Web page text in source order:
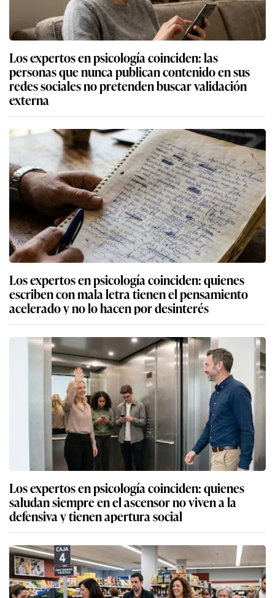
Los expertos en psicología coinciden: las
personas que nunca publican contenido en sus
redes sociales no pretenden buscar validación
externa
Los expertos en psicología coinciden: quienes
escriben con mala letra tienen el pensamiento
acelerado y no lo hacen por desinterés
Los expertos en psicología coinciden: quienes
saludan siempre en el ascensor no viven a la
defensiva y tienen apertura social